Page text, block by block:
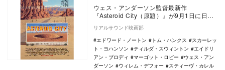
ウェス・アンダーソン監督最新作
『Asteroid City（原題）』が9月1日に日本
公開されることが決定した。 本作は、
『フ…
リアルサウンド映画部
エドワード・ノートン
トム・ハンクス
スカーレッ
ト・ヨハンソン
ティルダ・スウィントン
エイドリ
アン・ブロディ
マーゴット・ロビー
ウェス・アン
ダーソン
ウィレム・デフォー
スティーヴ・カレル